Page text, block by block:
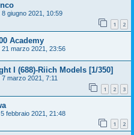
8 giugno 2021, 10:59
1 2
Academy
21 marzo 2021, 23:56
I (688)-Riich Models [1/350]
7 marzo 2021, 7:11
1 2 3
5 febbraio 2021, 21:48
1 2